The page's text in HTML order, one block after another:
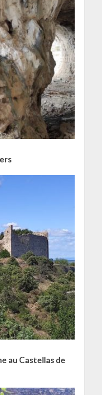
au Castellas de